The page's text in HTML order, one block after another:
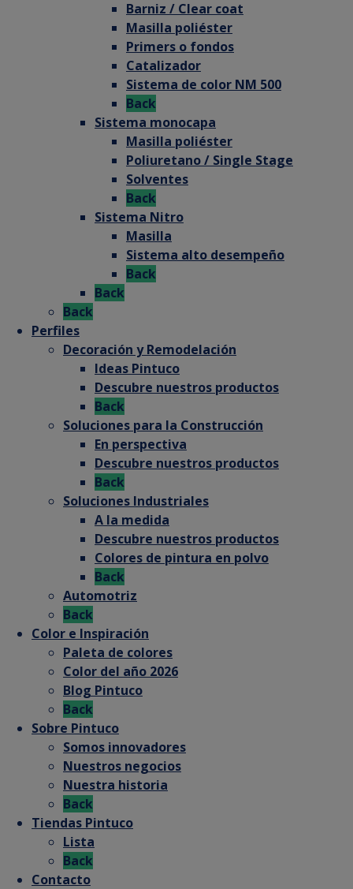
Barniz / Clear coat
Masilla poliéster
Primers o fondos
Catalizador
Sistema de color NM 500
Back
Sistema monocapa
Masilla poliéster
Poliuretano / Single Stage
Solventes
Back
Sistema Nitro
Masilla
Sistema alto desempeño
Back
Back
Back
Perfiles
Decoración y Remodelación
Ideas Pintuco
Descubre nuestros productos
Back
Soluciones para la Construcción
En perspectiva
Descubre nuestros productos
Back
Soluciones Industriales
A la medida
Descubre nuestros productos
Colores de pintura en polvo
Back
Automotriz
Back
Color e Inspiración
Paleta de colores
Color del año 2026
Blog Pintuco
Back
Sobre Pintuco
Somos innovadores
Nuestros negocios
Nuestra historia
Back
Tiendas Pintuco
Lista
Back
Contacto